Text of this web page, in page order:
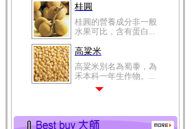
桂圓
桂圓的營養成分非一般
水果可比，含有蛋白...
高粱米
高粱米別名為蜀黍，為
禾本科一年生作物。...
有蛋白質、脂肪、磷...